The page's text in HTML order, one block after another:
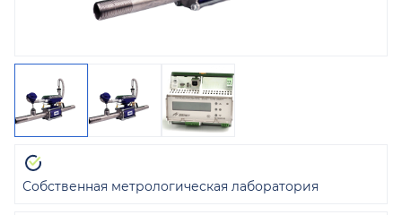
Собственная метрологическая лаборатория